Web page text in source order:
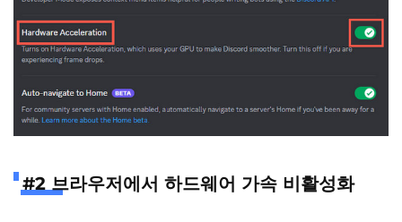
#2 브라우저에서 하드웨어 가속 비활성화